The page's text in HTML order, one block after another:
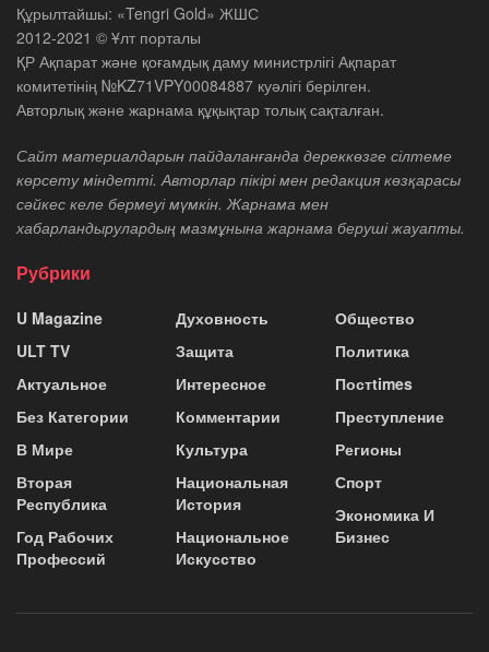
Құрылтайшы: «Tengri Gold» ЖШС
2012-2021 © Ұлт порталы
ҚР Ақпарат және қоғамдық даму министрлігі Ақпарат
комитетінің №KZ71VPY00084887 куәлігі берілген.
Авторлық және жарнама құқықтар толық сақталған.
Сайт материалдарын пайдаланғанда дереккөзге сілтеме
көрсету міндетті. Авторлар пікірі мен редакция көзқарасы
сәйкес келе бермеуі мүмкін. Жарнама мен
хабарландырулардың мазмұнына жарнама беруші жауапты.
Рубрики
U Magazine
ULT TV
Актуальное
Без Категории
В Мире
Вторая
Республика
Год Рабочих
Профессий
Духовность
Защита
Интересное
Комментарии
Культура
Национальная
История
Национальное
Искусство
Общество
Политика
Постtimes
Преступление
Регионы
Спорт
Экономика И
Бизнес